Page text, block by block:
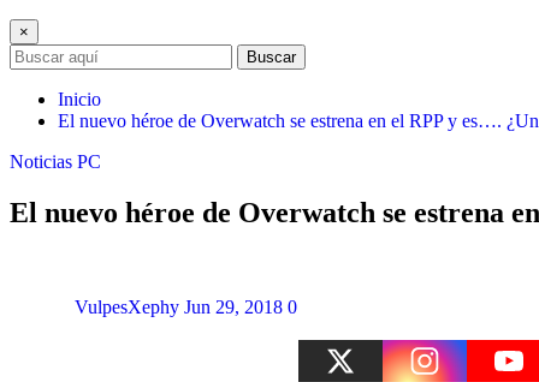
×
Buscar
Inicio
El nuevo héroe de Overwatch se estrena en el RPP y es….
Noticias PC
El nuevo héroe de Overwatch se estrena
VulpesXephy Jun 29, 2018 0